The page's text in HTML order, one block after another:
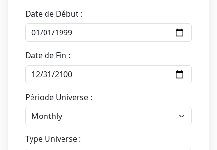
Date de Début :
Date de Fin :
Période Universe :
Type Universe :